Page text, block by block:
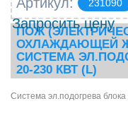
231090
Запросить цену
ПОЖ
ОХЛАЖДАЮЩЕЙ
СИСТЕМА
20-230 КВТ (L)
Система эл.подогрева